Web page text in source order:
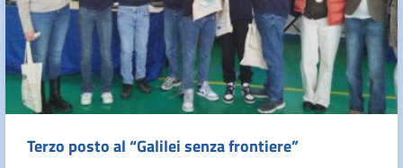
Terzo posto al “Galilei senza frontiere”